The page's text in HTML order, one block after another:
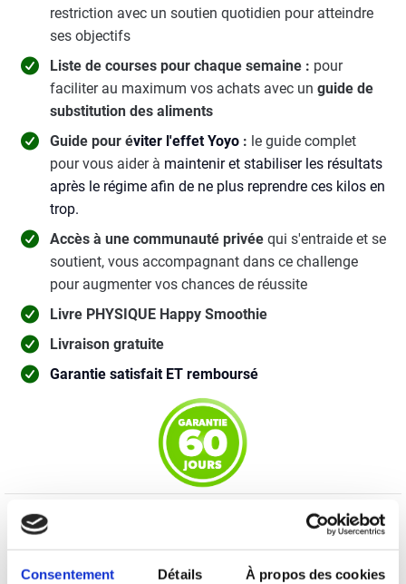
Consentement Détails À propos des cookies
restriction avec un soutien quotidien pour atteindre
ses objectifs
Liste de courses pour chaque semaine : pour
faciliter au maximum vos achats avec un guide de
substitution des aliments
Guide pour éviter l'effet Yoyo : le guide complet
pour vous aider à maintenir et stabiliser les résultats
après le régime afin de ne plus reprendre ces kilos en
trop.
Accès à une communauté privée qui s'entraide et se
soutient, vous accompagnant dans ce challenge
pour augmenter vos chances de réussite
Livre PHYSIQUE Happy Smoothie
Livraison gratuite
Garantie satisfait ET remboursé
GARANTIE SATISFAIT OU REMBOURSÉ
Nous sommes persuadés que vous allez adorer Happy